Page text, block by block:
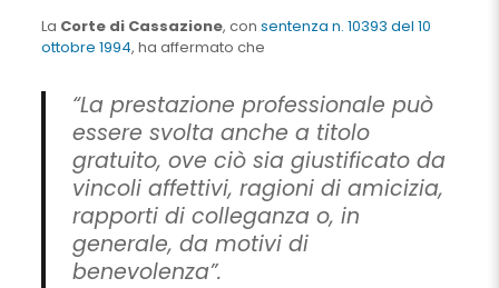
La Corte di Cassazione, con sentenza n. 10393 del 10
ottobre 1994, ha affermato che
“La prestazione professionale può
essere svolta anche a titolo
gratuito, ove ciò sia giustificato da
vincoli affettivi, ragioni di amicizia,
rapporti di colleganza o, in
generale, da motivi di
benevolenza”.